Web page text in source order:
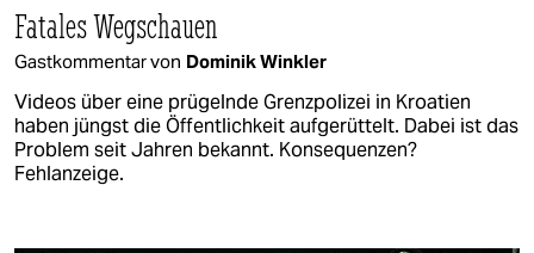
Fatales Wegschauen
Gastkommentar von Dominik Winkler
Videos über eine prügelnde Grenzpolizei in Kroatien
haben jüngst die Öffentlichkeit aufgerüttelt. Dabei ist das
Problem seit Jahren bekannt. Konsequenzen?
Fehlanzeige.